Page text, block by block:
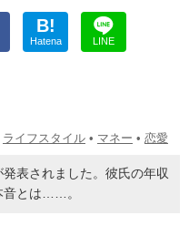
B!
Hatena LINE
ライフスタイル • マネー • 恋愛
表されました。彼氏の年収
音とは……。